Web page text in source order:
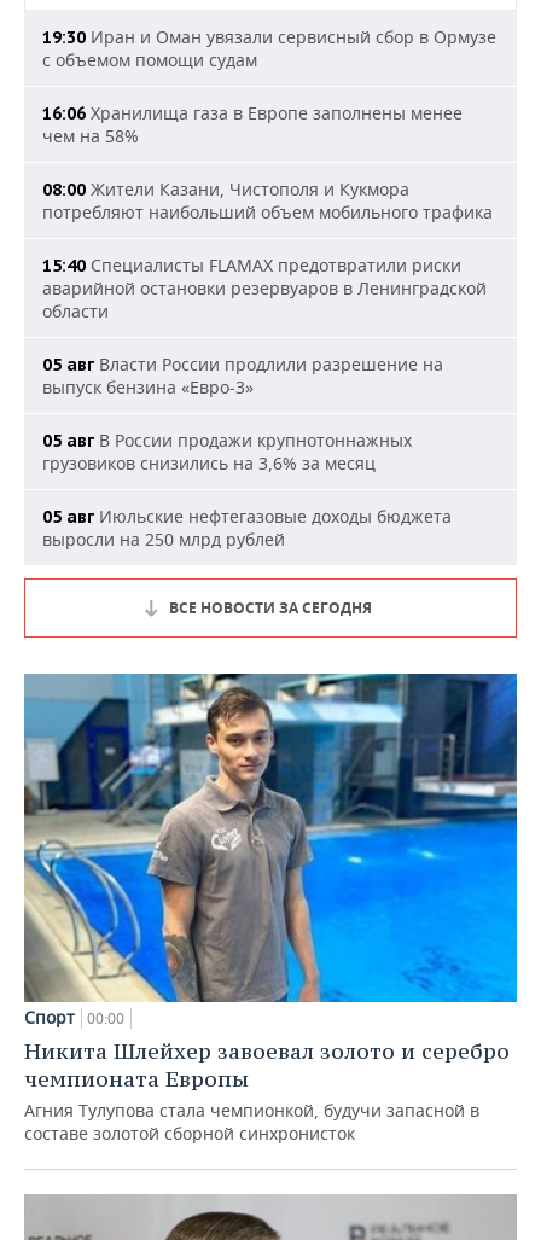
19:30 Иран и Оман увязали сервисный сбор в Ормузе
с объемом помощи судам
16:06 Хранилища газа в Европе заполнены менее
чем на 58%
08:00 Жители Казани, Чистополя и Кукмора
потребляют наибольший объем мобильного трафика
15:40 Специалисты FLAMAX предотвратили риски
аварийной остановки резервуаров в Ленинградской
области
05 авг Власти России продлили разрешение на
выпуск бензина «Евро-3»
05 авг В России продажи крупнотоннажных
грузовиков снизились на 3,6% за месяц
05 авг Июльские нефтегазовые доходы бюджета
выросли на 250 млрд рублей
ВСЕ НОВОСТИ ЗА СЕГОДНЯ
Спорт 00:00
Никита Шлейхер завоевал золото и серебро
чемпионата Европы
Агния Тулупова стала чемпионкой, будучи запасной в
составе золотой сборной синхронисток